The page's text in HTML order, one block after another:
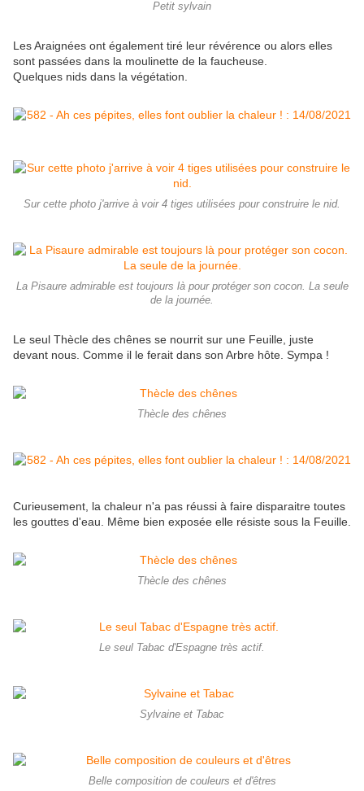
Petit sylvain
Les Araignées ont également tiré leur révérence ou alors elles
sont passées dans la moulinette de la faucheuse.
Quelques nids dans la végétation.
Sur cette photo j'arrive à voir 4 tiges utilisées pour construire le nid.
La Pisaure admirable est toujours là pour protéger son cocon. La seule
de la journée.
Le seul Thècle des chênes se nourrit sur une Feuille, juste
devant nous. Comme il le ferait dans son Arbre hôte. Sympa !
Thècle des chênes
Curieusement, la chaleur n'a pas réussi à faire disparaitre toutes
les gouttes d'eau. Même bien exposée elle résiste sous la Feuille.
Thècle des chênes
Le seul Tabac d'Espagne très actif.
Sylvaine et Tabac
Belle composition de couleurs et d'êtres